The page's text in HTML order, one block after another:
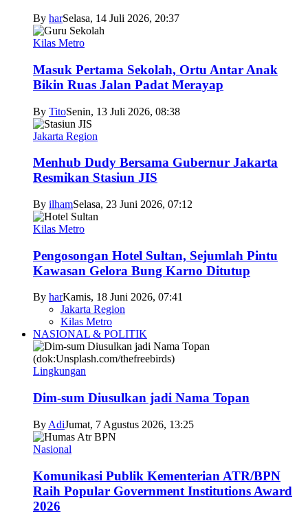
By harSelasa, 14 Juli 2026, 20:37
Kilas Metro
Masuk Pertama Sekolah, Ortu Antar Anak
Bikin Ruas Jalan Padat Merayap
By TitoSenin, 13 Juli 2026, 08:38
Jakarta Region
Menhub Dudy Bersama Gubernur Jakarta
Resmikan Stasiun JIS
By ilhamSelasa, 23 Juni 2026, 07:12
Kilas Metro
Pengosongan Hotel Sultan, Sejumlah Pintu
Kawasan Gelora Bung Karno Ditutup
By harKamis, 18 Juni 2026, 07:41
Jakarta Region
Kilas Metro
NASIONAL & POLITIK
Lingkungan
Dim-sum Diusulkan jadi Nama Topan
By AdiJumat, 7 Agustus 2026, 13:25
Nasional
Komunikasi Publik Kementerian ATR/BPN
Raih Popular Government Institutions Award
2026